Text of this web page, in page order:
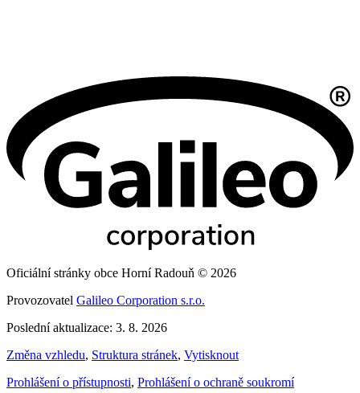
Oficiální stránky obce Horní Radouň © 2026
Provozovatel Galileo Corporation s.r.o.
Poslední aktualizace: 3. 8. 2026
Změna vzhledu, Struktura stránek, Vytisknout
Prohlášení o přístupnosti, Prohlášení o ochraně soukromí